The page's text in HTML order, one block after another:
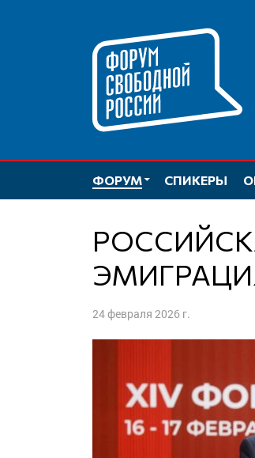
ФОРУМ СПИКЕРЫ
РОССИЙСКАЯ ПОЛИТИЧЕСКАЯ
24 февраля 2026 г.